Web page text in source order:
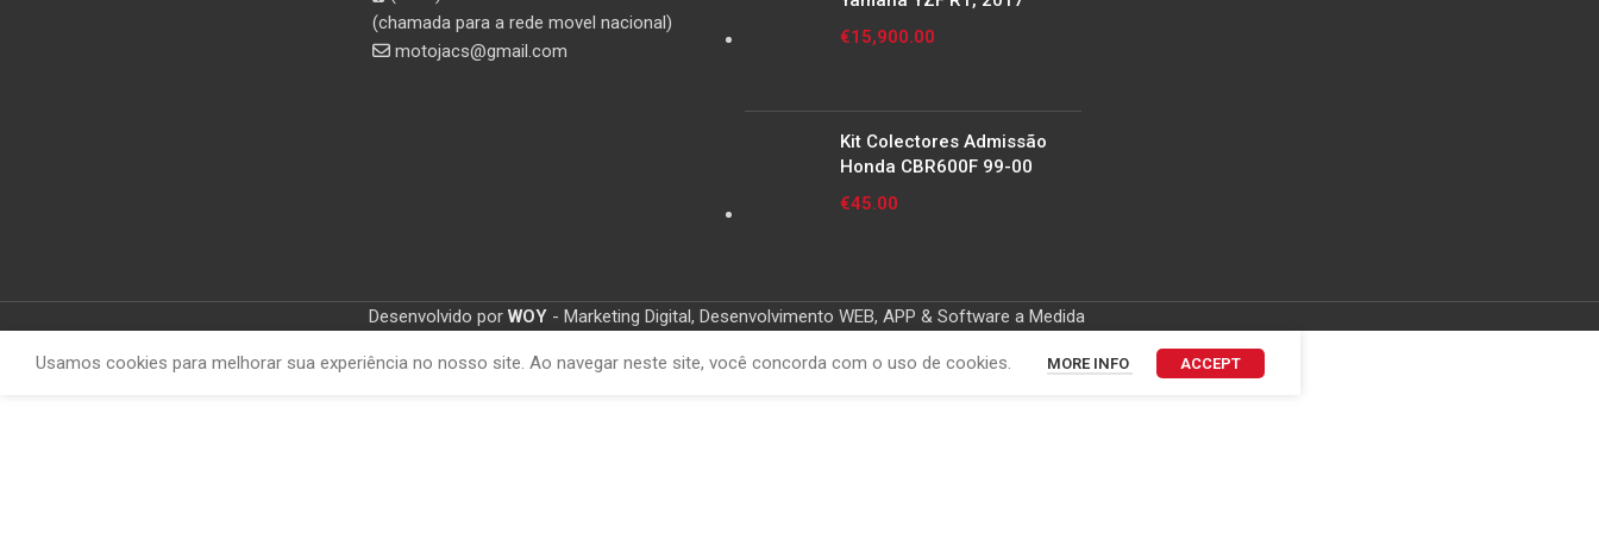
(chamada para a rede movel nacional)
motojacs@gmail.com
€15,900.00
Kit Colectores Admissão
Honda CBR600F 99-00
€45.00
Desenvolvido por WOY - Marketing Digital, Desenvolvimento WEB, APP & Software a Medida
Usamos cookies para melhorar sua experiência no nosso site. Ao navegar neste site, você concorda com o uso de cookies. MORE INFO ACCEPT